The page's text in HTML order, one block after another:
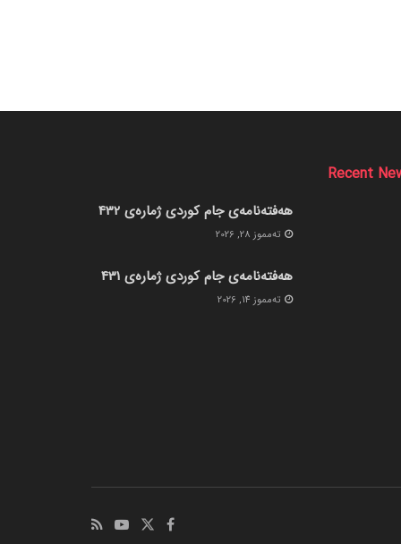
Recent
هەفتەنامەی جام کوردی ژمارەی 432
ته‌مموز 28, 2026
هەفتەنامەی جام کوردی ژمارەی 431
ته‌مموز 14, 2026